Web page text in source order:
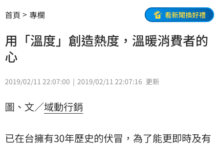
首頁 專欄 看新聞換好禮
用「溫度」創造熱度，溫暖消費者的
心
2019/02/11 22:07:00 2019/02/11 22:07:16 更新
圖、文／域動行銷
已在台擁有30年歷史的伏冒，為了能更即時及有